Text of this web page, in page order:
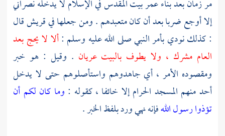
مر زمان بعد بناءعمربيت المقدسفي الإسلام لا يدخله نصراني
إلا أوجع ضربا بعد أن كان متعبدهم . ومن جعلها فيقريشقال
: كذلك نودي بأمر النبي صلى الله عليه وسلم :ألا لا يحج بعد
العام مشرك ، ولا يطوف بالبيت عريان . وقيل : هو خبر
ومقصوده الأمر ، أي جاهدوهم واستأصلوهم حتى لا يدخل
أحد منهم المسجد الحرام إلا خائفا ، كقوله : وما كان لكم أن
تؤذوا رسول اللهفإنه نهي ورد بلفظ الخبر .